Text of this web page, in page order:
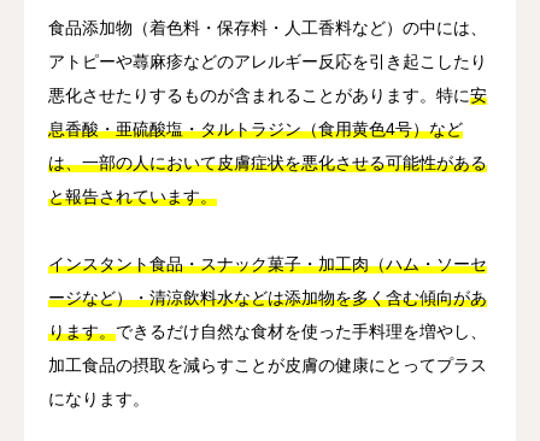
食品添加物（着色料・保存料・人工香料など）の中には、
アトピーや蕁麻疹などのアレルギー反応を引き起こしたり
悪化させたりするものが含まれることがあります。特に安
息香酸・亜硫酸塩・タルトラジン（食用黄色4号）など
は、一部の人において皮膚症状を悪化させる可能性がある
と報告されています。
インスタント食品・スナック菓子・加工肉（ハム・ソーセ
ージなど）・清涼飲料水などは添加物を多く含む傾向があ
ります。できるだけ自然な食材を使った手料理を増やし、
加工食品の摂取を減らすことが皮膚の健康にとってプラス
になります。